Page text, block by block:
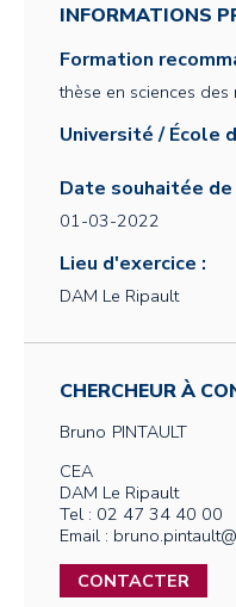
INFORMATIONS
Formation
thèse en sciences des
Université / École
Date souhaitée
01-03-2022
Lieu d'exercice :
DAM Le Ripault
CHERCHEUR À
Bruno PINTAULT
CEA
DAM Le Ripault
Tel : 02 47 34 40 00
Email :
CONTACTER